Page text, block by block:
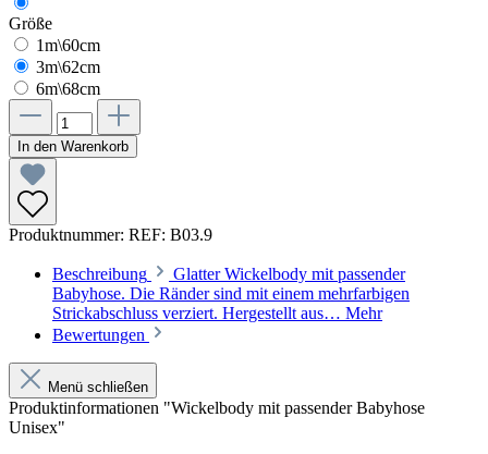
Größe
1m\60cm
3m\62cm
6m\68cm
In den Warenkorb
Produktnummer: REF: B03.9
Beschreibung
Glatter Wickelbody mit passender
Babyhose. Die Ränder sind mit einem mehrfarbigen
Strickabschluss verziert. Hergestellt aus… Mehr
Bewertungen
Menü schließen
Produktinformationen "Wickelbody mit passender Babyhose
Unisex"